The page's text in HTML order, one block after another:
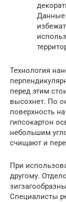
Данные
Технология
перед этим
высохнет. По
поверхность
гипсокартон
небольшим
счищают и
При
другому.
Специалисты